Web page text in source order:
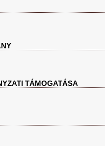
TÁMOGATÁSA